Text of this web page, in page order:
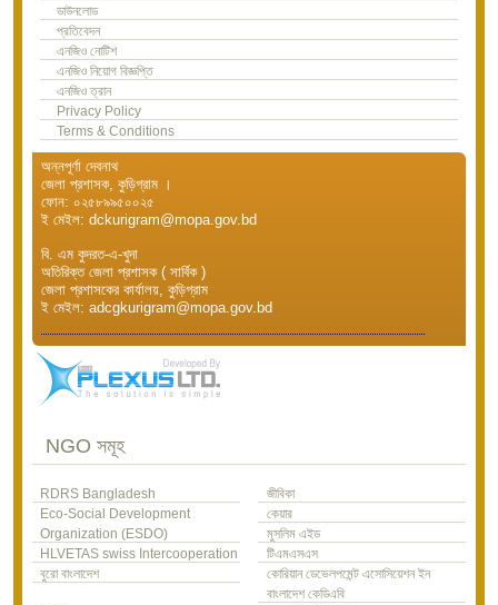
ডাউনলোড
প্রতিবেদন
এনজিও নোটিশ
এনজিও নিয়োগ বিজ্ঞপ্তি
এনজিও ত্রান
Privacy Policy
Terms & Conditions
অন্নপূর্ণা দেবনাথ
জেলা প্রশাসক, কুড়িগ্রাম ।
ফোন: ০২৫৮৯৯৫০০২৫
ই মেইল: dckurigram@mopa.gov.bd
বি. এম কুদরত-এ-খুদা
অতিরিক্ত জেলা প্রশাসক ( সার্বিক )
জেলা প্রশাসকের কার্যালয়, কুড়িগ্রাম
ই মেইল: adcgkurigram@mopa.gov.bd
NGO সমূহ
RDRS Bangladesh
জীবিকা
Eco-Social Development
Organization (ESDO)
কেয়ার
মুসলিম এইড
HLVETAS swiss Intercooperation
টিএমএসএস
বুরো বাংলাদেশ
কোরিয়ান ডেভেলপমেন্ট এসোসিয়েশন ইন
বাংলাদেশ কেডিএবি